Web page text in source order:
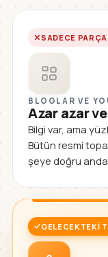
SADECE
BLOGLAR VE
Azar azar
Bilgi var, ama
Bütün resmi
şeye doğru anda
GELECEKTEKI